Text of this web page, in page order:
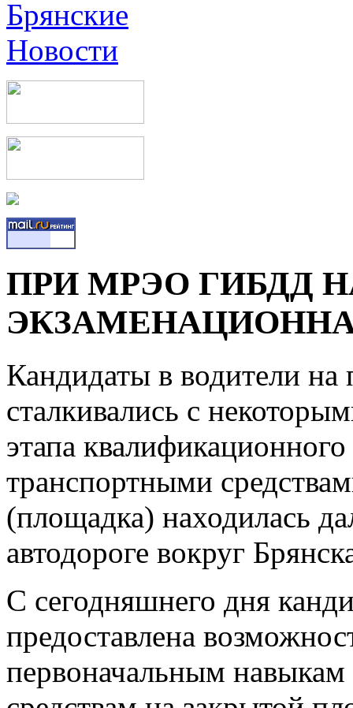
ПРИ МРЭО ГИБДД
Кандидаты в водители на
сталкивались с
этапа
транспортными
(площадка) находилась
автодороге вокруг
С сегодняшнего дня
предоставлена
первоначальным